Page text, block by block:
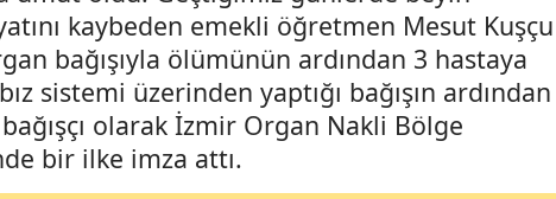
kaybeden emekli öğretmen Mesut Kuşçu
bağışıyla ölümünün ardından 3 hastaya
sistemi üzerinden yaptığı bağışın ardından
olarak İzmir Organ Nakli Bölge
bir ilke imza attı.